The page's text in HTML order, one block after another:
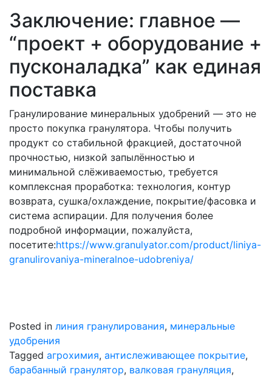
Заключение: главное —
“проект + оборудование +
пусконаладка” как единая
поставка
Гранулирование минеральных удобрений — это не
просто покупка гранулятора. Чтобы получить
продукт со стабильной фракцией, достаточной
прочностью, низкой запылённостью и
минимальной слёживаемостью, требуется
комплексная проработка: технология, контур
возврата, сушка/охлаждение, покрытие/фасовка и
система аспирации. Для получения более
подробной информации, пожалуйста,
посетите:https://www.granulyator.com/product/liniya-
granulirovaniya-mineralnoe-udobreniya/
Posted in линия гранулирования, минеральные
удобрения
Tagged агрохимия, антислеживающее покрытие,
барабанный гранулятор, валковая грануляция,